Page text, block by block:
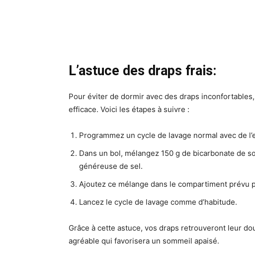
L’astuce des draps frais:
Pour éviter de dormir avec des draps
efficace. Voici les étapes à suivre :
Programmez un cycle de lavage normal avec de
Dans un bol, mélangez 150 g de bicarbonate de
généreuse de sel.
Ajoutez ce mélange dans le compartiment prévu
Lancez le cycle de lavage comme d’habitude.
Grâce à cette astuce, vos draps retrouveront leur
agréable qui favorisera un sommeil apaisé.